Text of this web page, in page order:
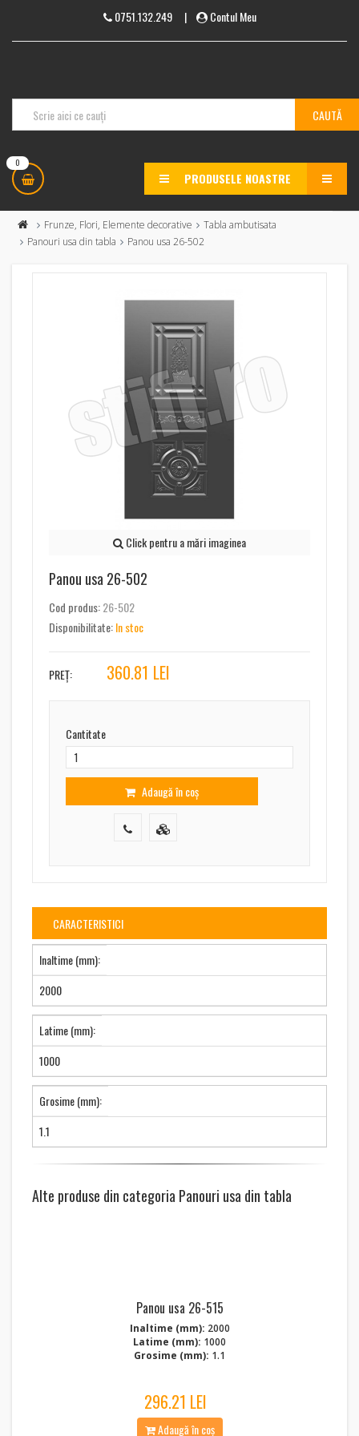
0751.132.249| Contul Meu
0
PRODUSELE NOASTRE MENU
Frunze, Flori, Elemente decorative
Tabla ambutisata
Panouri usa din tabla
Panou usa 26-502
Click pentru a mări imaginea
Panou usa 26-502
Cod produs:26-502
Disponibilitate:In stoc
PREȚ: 360.81 LEI
Cantitate
Adaugă în coș
CARACTERISTICI
Inaltime (mm):
2000
Latime (mm):
1000
Grosime (mm):
1.1
Alte produse din categoria Panouri usa din tabla
Panou usa 26-515
Inaltime (mm): 2000
Latime (mm): 1000
Grosime (mm): 1.1
296.21 LEI
Adaugă în coș